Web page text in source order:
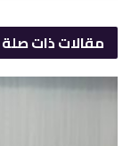
مقالاتذات صلة